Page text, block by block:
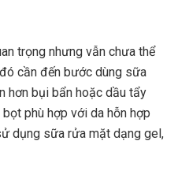
trọng nhưng vẫn chưa thể
cần đến bước dùng sữa
hơn bụi bẩn hoặc dầu tẩy
phù hợp với da hỗn hợp
dụng sữa rửa mặt dạng gel,